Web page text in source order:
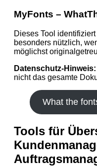
MyFonts –
Dieses Tool
besonders nützlich,
möglichst
Datenschutz-Hinweis:
nicht das gesamte
What the
Tools für